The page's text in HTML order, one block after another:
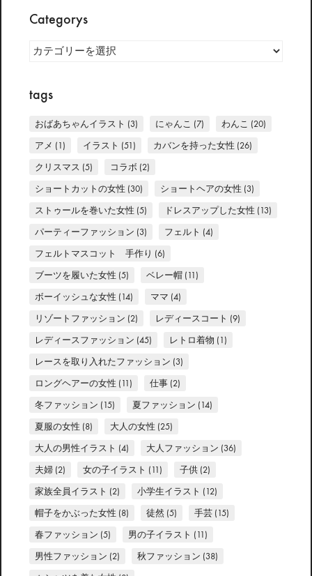
Categorys
tags
おばあちゃんイラスト (3) にゃんこ (7) わんこ (20)
アメ (1) イラスト (51) カバンを持った女性 (26)
クリスマス (5) コラボ (2)
ショートカットの女性 (30) ショートヘアの女性 (3)
ストゥールを巻いた女性 (5) ドレスアップした女性 (13)
パーティーファッション (3) フェルト (4)
フェルトマスコット 手作り (6)
ブーツを履いた女性 (5) ベレー帽 (11)
ボーイッシュな女性 (14) ママ (4)
リゾートファッション (2) レディースコート (9)
レディースファッション (45) レトロ着物 (1)
レースを取り入れたファッション (3)
ロングヘアーの女性 (11) 仕事 (2)
冬ファッション (15) 夏ファッション (14)
夏服の女性 (8) 大人の女性 (25)
大人の男性イラスト (4) 大人ファッション (36)
夫婦 (2) 女の子イラスト (11) 子供 (2)
家族全員イラスト (2) 小学生イラスト (12)
帽子をかぶった女性 (8) 徒然 (5) 手芸 (15)
春ファッション (5) 男の子イラスト (11)
男性ファッション (2) 秋ファッション (38)